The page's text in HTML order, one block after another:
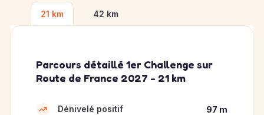
21 km 42 km
Parcours détaillé 1er Challenge sur
Route de France 2027 - 21 km
Dénivelé positif
97 m